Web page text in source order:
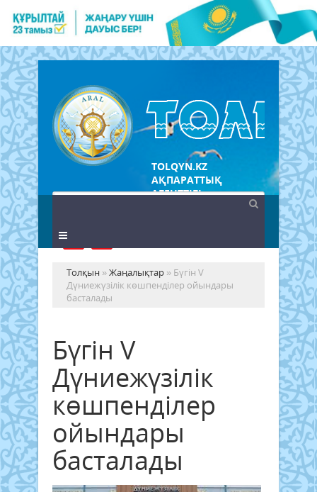
TOLQYN.KZ
АҚПАРАТТЫҚ
АГЕНТТІГІ
Толқын »Жаңалықтар » Бүгін V
Дүниежүзілік көшпенділер ойындары
басталады
Бүгін V
Дүниежүзілік
көшпенділер
ойындары
басталады